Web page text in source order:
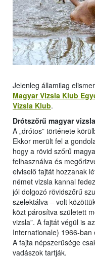
Jelenleg államilag
Magyar Vizsla Klub
Vizsla Klub.
Drótszőrű magyar vizsla
A „drótos” története
Ekkor merült fel a
hogy a rövid szőrű
felhasználva és
elviselő fajtát hozzanak
német vizsla kannal
jól dolgozó rövidszőrű
szelektálva – volt
közt párosítva született
vizsla”. A fajtát végül is
Internationale) 1966-
A fajta népszerűsége
vadászok tartják.